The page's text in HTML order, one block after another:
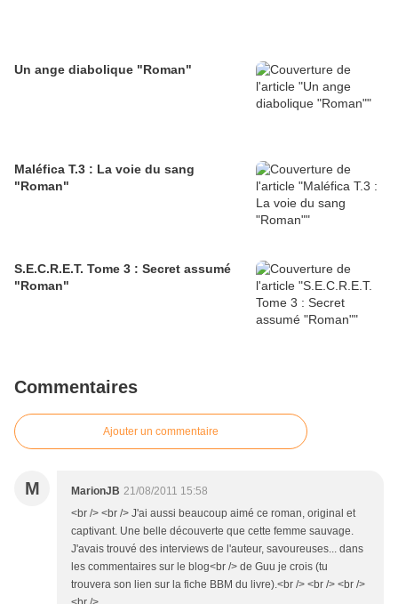
Un ange diabolique "Roman"
Maléfica T.3 : La voie du sang
"Roman"
S.E.C.R.E.T. Tome 3 : Secret assumé
"Roman"
Commentaires
Ajouter un commentaire
M MarionJB 21/08/2011 15:58
<br /> <br /> J'ai aussi beaucoup aimé ce roman, original et
captivant. Une belle découverte que cette femme sauvage.
J'avais trouvé des interviews de l'auteur, savoureuses... dans
les commentaires sur le blog<br /> de Guu je crois (tu
trouvera son lien sur la fiche BBM du livre).<br /> <br /> <br />